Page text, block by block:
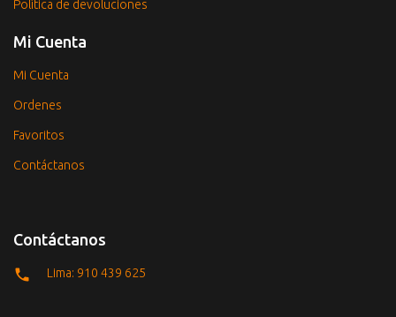
Política de devoluciones
Mi Cuenta
Mi Cuenta
Ordenes
Favoritos
Contáctanos
Contáctanos
Lima: 910 439 625